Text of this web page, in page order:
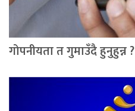
गोपनीयता त गुमाउँदै हुनुहुन्न ?